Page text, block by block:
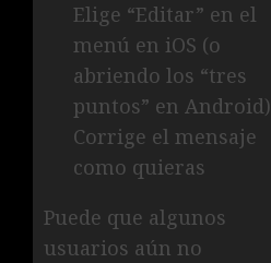
Elige “Editar” en el
menú en iOS (o
abriendo los “tres
puntos” en Android)
Corrige el mensaje
como quieras
Puede que algunos
usuarios aún no